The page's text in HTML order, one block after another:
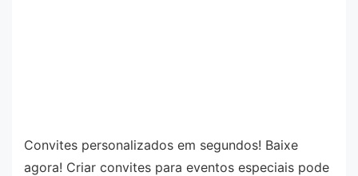
Convites personalizados em segundos! Baixe
agora! Criar convites para eventos especiais pode